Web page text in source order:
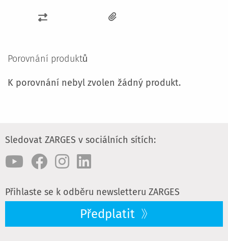
PŘIDAT
POROVNÁNÍ
Porovnání produktů
K porovnání nebyl zvolen žádný produkt.
Sledovat ZARGES v sociálních sítích:
Přihlaste se k odběru newsletteru ZARGES
Předplatit